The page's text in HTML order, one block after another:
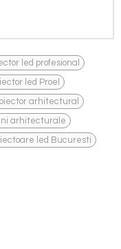
led profesional ,
led Proel
arhitectural ,
arhitecturale ,
led Bucuresti